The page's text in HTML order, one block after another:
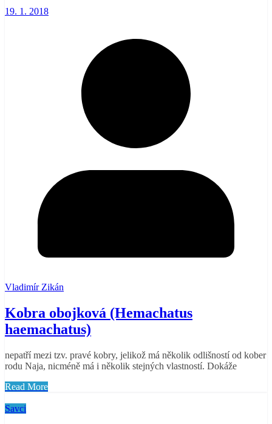
19. 1. 2018
Vladimír Zikán
Kobra obojková (Hemachatus
haemachatus)
nepatří mezi tzv. pravé kobry, jelikož má několik odlišností od kober
rodu Naja, nicméně má i několik stejných vlastností. Dokáže
Read More
Savci